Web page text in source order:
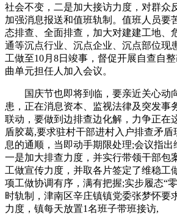
社会不变，二是加大接访力度，对群众
加强消息报送和值班轨制。值班人员要
态排查、全面排查，加大对建建工地、
通等沉点行业、沉点企业、沉点部位现
工做至10月8日竣事，督促开展自查自
曲单元担任人加入会议。
国庆节也即将到临，要亲近关心动
患，正在消息资本、监视法律及突发事
联动，要做到边排查边化解，力争正在
盾胶葛,要求驻村干部进村入户排查矛盾
息的通顺，当即动手期限处理;会议指出
一是加大排查力度，并实行带领干部包
工做宣传力度，并取各片签定了维稳工
项工做协调有序，满有把握;实步履态“
时轨制，津南区辛庄镇镇党委张梦怀要
力度，镇每天放置1名班子带班接访,